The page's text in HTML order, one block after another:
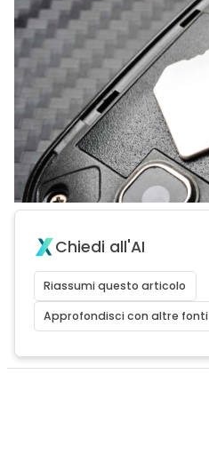
Chiedi all'AI
Riassumi questo articolo
Approfondisci con altre fonti